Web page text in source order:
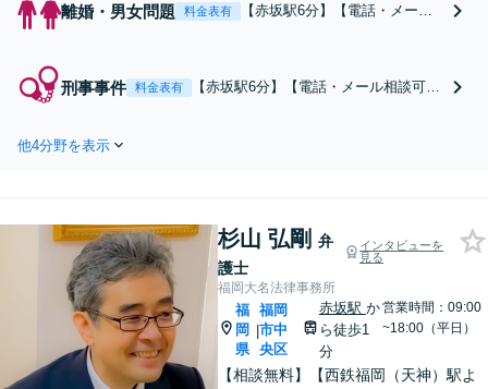
離婚・男女問題 料金表有
【赤坂駅6分】【電話・メール
対応可能です。依頼者さまのお
気持ちに寄り添い、負担を軽減
刑事事件 料金表有
【赤坂駅6分】【電話・メール相談可】
常が取り戻せるよう尽力します。【休
他4分野を表示
杉山 弘剛 弁
護士
インタビューを
見る
福岡大名法律事務所
福
岡
県
|
福岡
市中
央区
赤坂駅 か
ら徒歩1
分
営業時間：09:00
~18:00（平日）
【相談無料】【西鉄福岡（天神）駅よ